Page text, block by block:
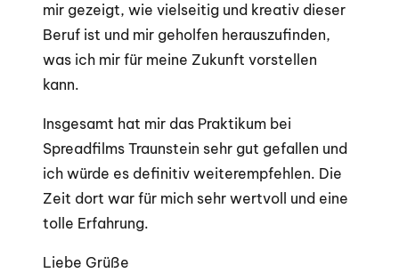
mir gezeigt, wie vielseitig und kreativ dieser
Beruf ist und mir geholfen herauszufinden,
was ich mir für meine Zukunft vorstellen
kann.
Insgesamt hat mir das Praktikum bei
Spreadfilms Traunstein sehr gut gefallen und
ich würde es definitiv weiterempfehlen. Die
Zeit dort war für mich sehr wertvoll und eine
tolle Erfahrung.
Liebe Grüße